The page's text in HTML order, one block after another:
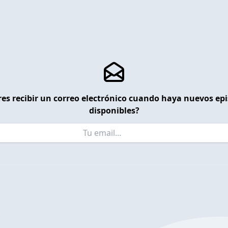
recibir un correo electrónico cuando haya nuevos
disponibles?